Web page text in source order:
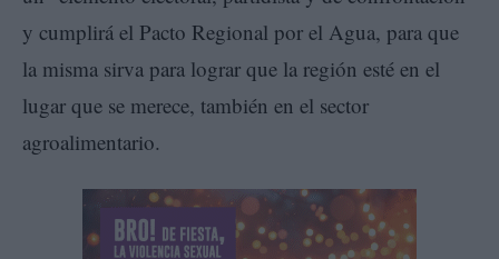
y cumplirá el Pacto Regional por el Agua, para que
la misma sirva para lograr que la región esté en el
lugar que se merece, también en el sector
agroalimentario.